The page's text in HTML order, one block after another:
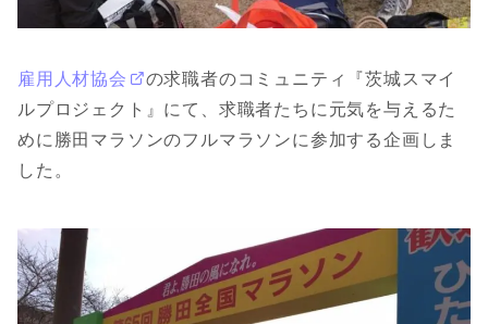
雇用人材協会
の求職者のコミュニティ『茨城スマイ
ルプロジェクト』にて、求職者たちに元気を与えるた
めに勝田マラソンのフルマラソンに参加する企画しま
した。